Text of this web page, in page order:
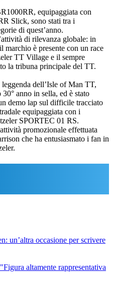
equipaggiata con
Slick, sono stati tra i
di quest’anno.
di rilevanza globale: in
è presente con un race
TT Village e il sempre
la tribuna principale del TT.
dell’Isle of Man TT,
anno in sella, ed è stato
demo lap sul difficile tracciato
equipaggiata con i
SPORTEC 01 RS.
promozionale effettuata
che ha entusiasmato i fan in
un’altra occasione per scrivere
altamente rappresentativa